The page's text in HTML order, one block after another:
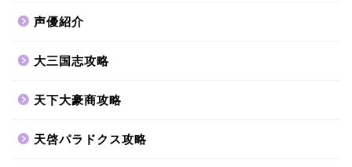
声優紹介
大三国志攻略
天下大豪商攻略
天啓パラドクス攻略